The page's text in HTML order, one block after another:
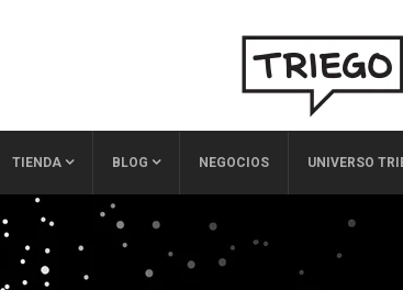
TIENDA BLOG NEGOCIOS UNIVERSO